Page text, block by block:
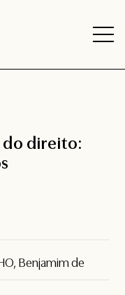
do direito:
Benjamim de